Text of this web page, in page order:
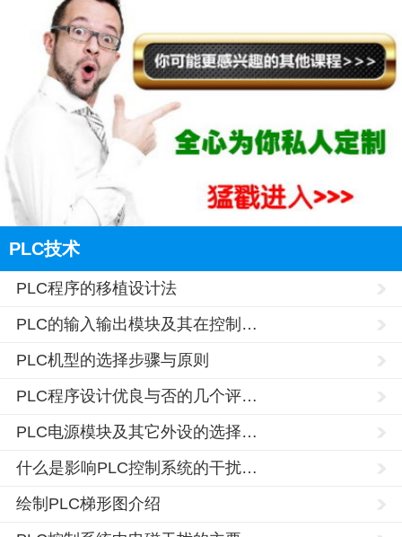
PLC技术
PLC程序的移植设计法
PLC的输入输出模块及其在控制…
PLC机型的选择步骤与原则
PLC程序设计优良与否的几个评…
PLC电源模块及其它外设的选择…
什么是影响PLC控制系统的干扰…
绘制PLC梯形图介绍